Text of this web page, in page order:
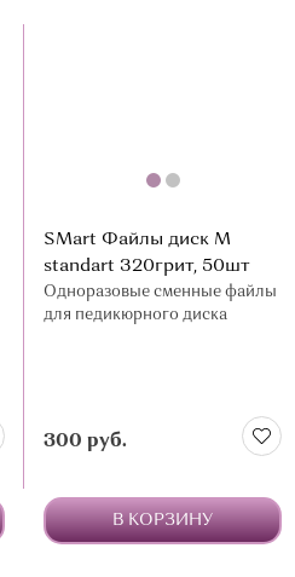
SMart Файлы диск М
standart 320грит, 50шт
Одноразовые сменные файлы
для педикюрного диска
300 руб.
В КОРЗИНУ